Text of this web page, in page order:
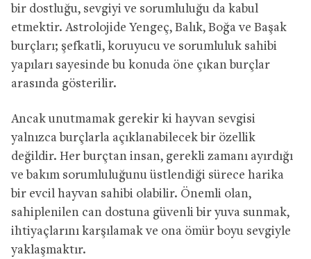
bir dostluğu, sevgiyi ve sorumluluğu da kabul
etmektir. Astrolojide Yengeç, Balık, Boğa ve Başak
burçları; şefkatli, koruyucu ve sorumluluk sahibi
yapıları sayesinde bu konuda öne çıkan burçlar
arasında gösterilir.
Ancak unutmamak gerekir ki hayvan sevgisi
yalnızca burçlarla açıklanabilecek bir özellik
değildir. Her burçtan insan, gerekli zamanı ayırdığı
ve bakım sorumluluğunu üstlendiği sürece harika
bir evcil hayvan sahibi olabilir. Önemli olan,
sahiplenilen can dostuna güvenli bir yuva sunmak,
ihtiyaçlarını karşılamak ve ona ömür boyu sevgiyle
yaklaşmaktır.